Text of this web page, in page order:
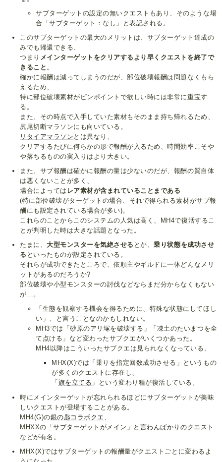
サブターゲットの設定の無いクエストもあり、そのような場
合「サブターゲット：なし」と表記される。
このサブターゲットの最大のメリットは、サブターゲット達成の
みでも帰還できる、
つまり メインターゲットをクリアするより早くクエストを終了で
きること 。
確かに報酬は減ってしまうのだが、部位破壊報酬は問題なくもら
えるため、
特に部位破壊素材がピンポイントで欲しい時には非常に重宝す
る。
また、その時点で入手していた素材もそのまま持ち帰れるため、
尻尾切断マラソンにも向いている。
リタイアマラソン とは異なり、
クリアするたびに何らかの形で報酬が入るため、時間効率こそや
や落ちるものの実入りはより大きい。
また、サブ報酬は確かに報酬の量は少ないのだが、報酬の質自体
は悪くないことが多く、
場合によっては レア素材が含まれていることまである
(特に部位破壊がターゲットの場合、それで得られる素材がサブ報
酬にも設定されている場合が多い)。
これらのことからこのシステムの人気は高く、MH4で復活するこ
とが判明した時は大きな話題となった。
たまに、大型モンスターを気絶させる とか、乗り状態を成功させ
る といったものが設定されている。
それらが成功できたところで、依頼主やギルドに一体どんなメリ
ットがあるのだろうか?
部位破壊や小型モンスターの討伐などならまだ分からなくもない
が…。
「生態を観察する機会を得るために、特殊な状態にしてほし
い」、と言うことなのかもしれない。
MH3では「砂原のアリ塚を破壊する」「凍土のたいまつを全
て点ける」など変わったサブクエがいくつかあった。
MH4以降はこういったサブクエは見られなくなっている。
MHX(X)では「乗りを指定回数成功させる」というもの
が多くのクエストに存在し、
「 旗を立てる 」という変わり種が復活している。
時にメインターゲットが忘れられるほどにサブターゲットが美味
しいクエストが登場することがある。
MH4(G)の銀の匙コラボクエ
MHXXの 「サブターゲットがメイン」と言わんばかりのクエスト
などが有名。
MHX(X)ではサブターゲットの報酬量がクエストごとに変わるよ